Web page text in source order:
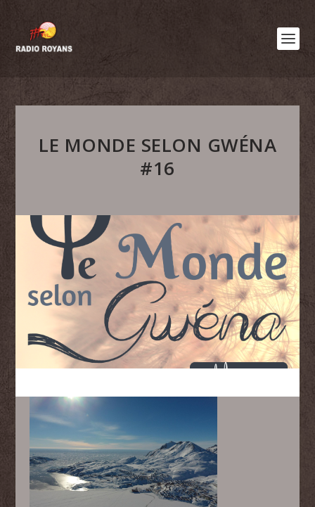
LE MONDE SELON GWÉNA
#16